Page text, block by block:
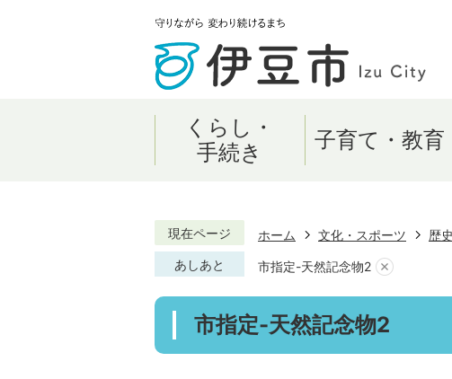
くらし・
手続き
子育て・教育
現在ページ ホーム 文化・スポーツ 歴
あしあと
市指定-天然記念物2
市指定-天然記念物2